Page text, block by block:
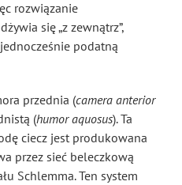
rozwiązanie
się „z zewnątrz”,
podatną
przednia (camera anterior
(humor aquosus). Ta
ciecz jest produkowana
przez sieć beleczkową
Schlemma. Ten system